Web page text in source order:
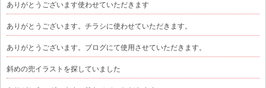
ありがとうございます使わせていただきます
ありがとうございます。チラシに使わせていただきます。
ありがとうございます。ブログにて使用させていただきます。
斜めの兜イラストを探していました